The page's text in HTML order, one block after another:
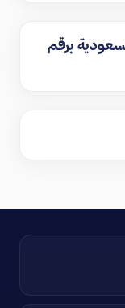
برقم